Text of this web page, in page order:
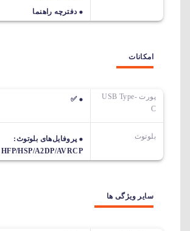
دفترچه راهنما
امکانات
پورت USB Type-
C
✅
بلوتوث
پروفایل‌های بلوتوث:
HFP/HSP/A2DP/AVRCP
سایر ویژگی ها